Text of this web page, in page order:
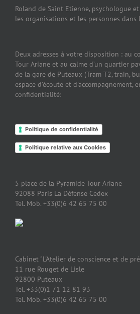
Roland de Saint Etienne, psychologue
les organisations et les personnes
Deux adresses à votre disposition : au
Tour Ariane et au calme d’un quartier
de la gare de Puteaux (Tram T2, train,
espace d’écoute et
confidentialité:
Politique de confidentialité
Politique relative aux Cookies
5 place de la Pyramide Tour Ariane
92088 Paris La Défense Cedex
Tel. Mob. +33(0)6 42 65 75 00
Cabinet "L'Atelier de conscience et de
11 rue Rouget de Lisle
92800 Puteaux
Tel. +33(0)1 71 12 81 93
Tel. Mob. +33(0)6 42 65 75 00